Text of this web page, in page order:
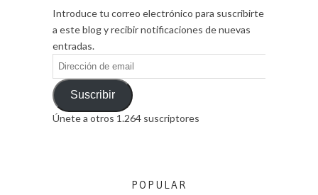
Introduce tu correo electrónico para suscribirte
a este blog y recibir notificaciones de nuevas
entradas.
Dirección
de
emailSuscribir
Únete a otros 1.264 suscriptores
POPULAR